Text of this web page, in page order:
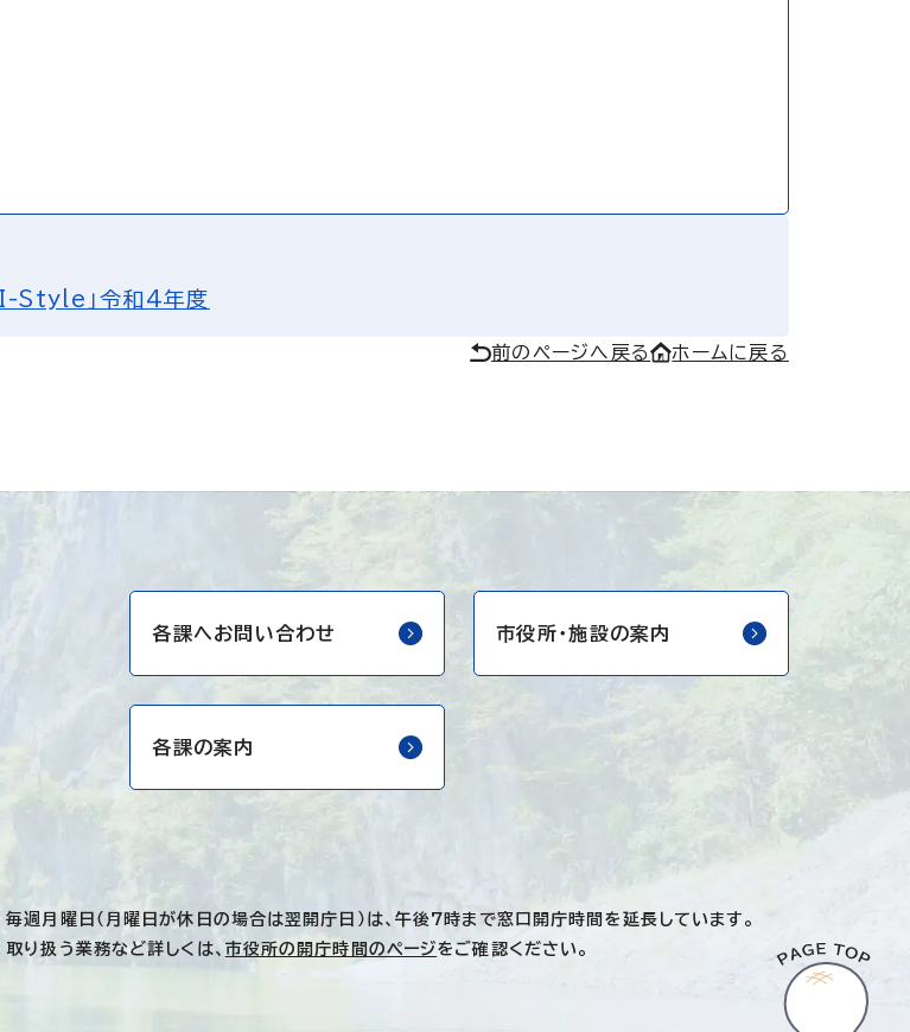
I-Style」令和4年度
前のページへ戻る ホームに戻る
各課へお問い合わせ 市役所・施設の案内
各課の案内
毎週月曜日（月曜日が休日の場合は翌開庁日）は、午後7時まで窓口開庁時間を延長しています。
取り扱う業務など詳しくは、 市役所の開庁時間のページをご確認ください。